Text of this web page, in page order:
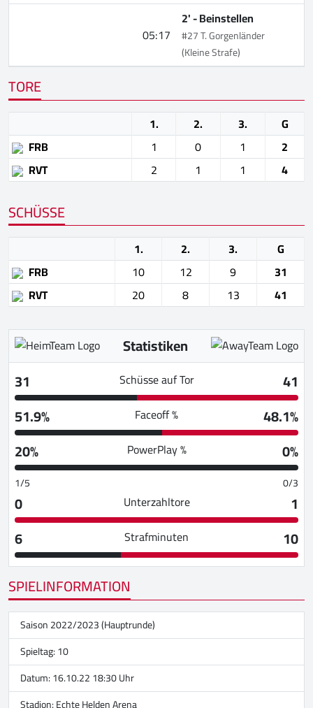
05:17
2' -Beinstellen
#27 T. Gorgenländer
(Kleine Strafe)
TORE
1. 2. 3.
G
FRB
1 0 1
2
RVT
2 1 1 4
SCHÜSSE
1. 2. 3.
G
FRB
10 12 9
31
RVT
20 8 13 41
Statistiken
31
Schüsse auf Tor
41
51.9%
Faceoff %
48.1%
20%
PowerPlay % 0%
1/5 0/3
0 Unterzahltore
1
6
Strafminuten
10
SPIELINFORMATION
Saison 2022/2023 (Hauptrunde)
Spieltag: 10
Datum: 16.10.22 18:30 Uhr